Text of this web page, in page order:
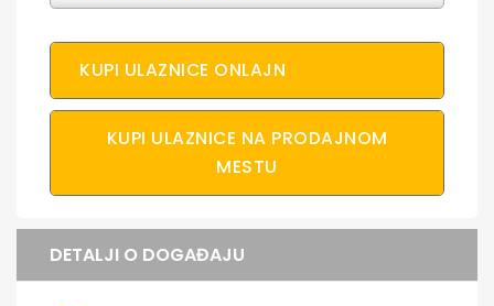
KUPI ULAZNICE ONLAJN
KUPI ULAZNICE NA PRODAJNOM
MESTU
DETALJI O DOGAĐAJU